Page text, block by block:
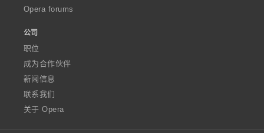
Opera forums
公司
职位
成为合作伙伴
新闻信息
联系我们
关于 Opera